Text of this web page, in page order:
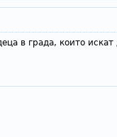
в града, които искат